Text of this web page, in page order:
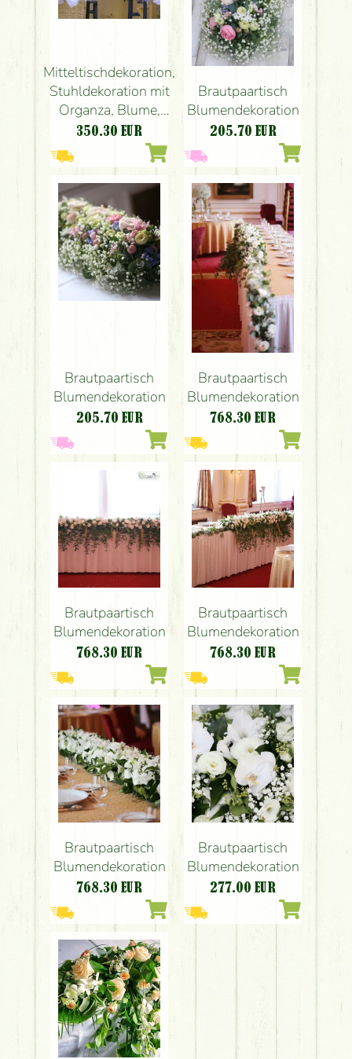
Mitteltischdekoration,
Stuhldekoration mit
Organza, Blume,
Gundel Budapest
(Lisianthus, weiß)
350.30 EUR
Brautpaartisch
Blumendekoration
205.70 EUR
Brautpaartisch
Blumendekoration
205.70 EUR
Brautpaartisch
Blumendekoration
768.30 EUR
Brautpaartisch
Blumendekoration
768.30 EUR
Brautpaartisch
Blumendekoration
768.30 EUR
Brautpaartisch
Blumendekoration
768.30 EUR
Brautpaartisch
Blumendekoration
277.00 EUR